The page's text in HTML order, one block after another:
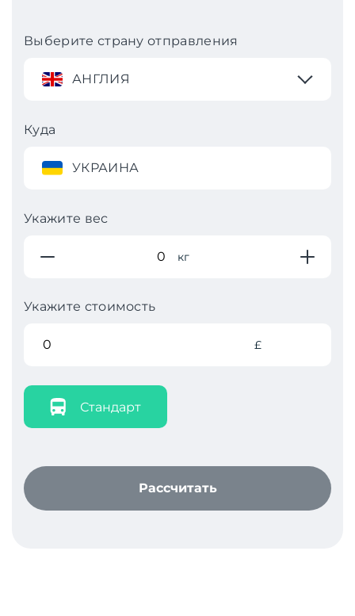
Выберите страну отправления
АНГЛИЯ
Куда
УКРАИНА
Укажите вес
кг
Укажите стоимость
£
Стандарт
Рассчитать